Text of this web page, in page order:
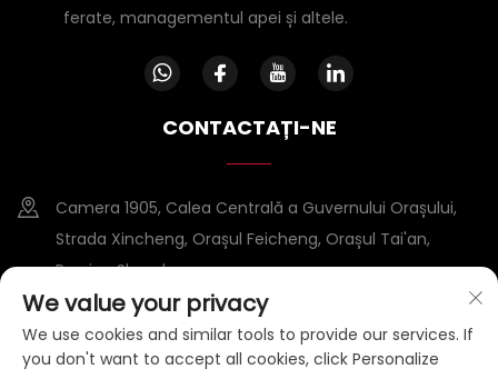
ferate, managementul apei și altele.
CONTACTAȚI-NE
Camera 1905, Calea Centrală a Guvernului Orașului,
Strada Xincheng, Orașul Feicheng, Orașul Tai'an,
Provina Shandong
+86-15953807388
We value your privacy
We use cookies and similar tools to provide our services. If
you don't want to accept all cookies, click Personalize